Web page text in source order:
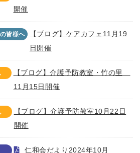
開催
皆様へ
【ブログ】ケアカフェ11月19
日開催
【ブログ】介護予防教室・竹の里
11月15日開催
【ブログ】介護予防教室10月22日
開催
仁和会だより2024年10月